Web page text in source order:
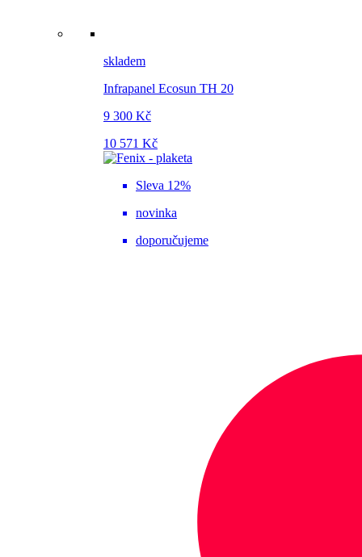
skladem
Infrapanel Ecosun TH 20
9 300 Kč
10 571 Kč
Sleva 12%
novinka
doporučujeme